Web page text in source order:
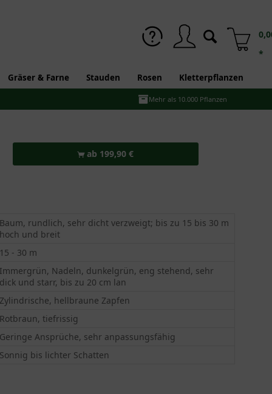
*
Gräser & Farne Stauden Rosen Kletterpflanzen
Mehr als 10.000 Pflanzen
ab 199,90 €
Baum, rundlich, sehr dicht verzweigt; bis zu 15 bis 30 m
hoch und breit
15 - 30 m
Immergrün, Nadeln, dunkelgrün, eng stehend, sehr
dick und starr, bis zu 20 cm lan
Zylindrische, hellbraune Zapfen
Rotbraun, tiefrissig
Geringe Ansprüche, sehr anpassungsfähig
Sonnig bis lichter Schatten